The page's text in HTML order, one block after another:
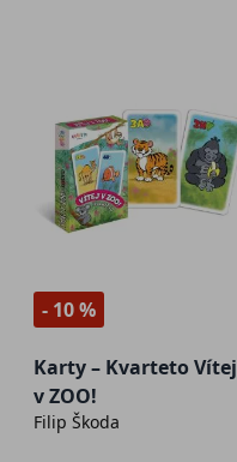
- 10 %
Karty – Kvarteto Vítej
v ZOO!
Filip Škoda